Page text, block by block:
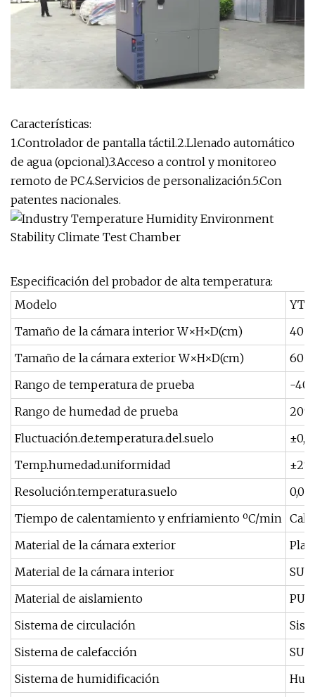
Características:
1.Controlador de pantalla táctil.2.Llenado automático
de agua (opcional).3.Acceso a control y monitoreo
remoto de PC.4.Servicios de personalización.5.Con
patentes nacionales.
Especificación del probador de alta temperatura:
Modelo
Tamaño de la cámara interior W×H×D(cm)
Tamaño de la cámara exterior W×H×D(cm)
Rango de temperatura de prueba
-
Rango de humedad de prueba
Fluctuación.de.temperatura.del.suelo
Temp.humedad.uniformidad
Resolución.temperatura.suelo
Tiempo de calentamiento y enfriamiento ºC/min
Material de la cámara exterior
Material de la cámara interior
Material de aislamiento
PU
Sistema de circulación
Sistema de calefacción
Sistema de humidificación